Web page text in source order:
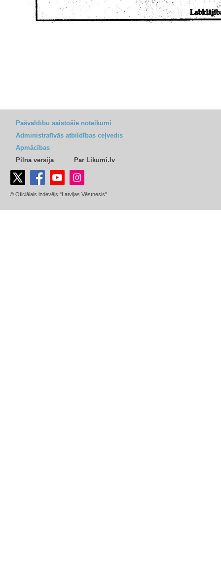
Pašvaldību saistošie noteikumi
Administratīvās atbildības ceļvedis
Apmācības
Pilnā versija
Par Likumi.lv
© Oficiālais izdevējs "Latvijas Vēstnesis"